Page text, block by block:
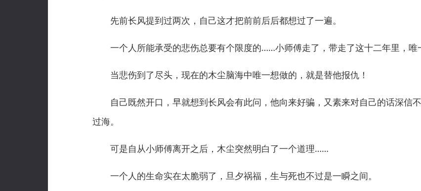
先前长风提到过两次，自己这才把前前后后都想过了一遍。
一个人所能承受的悲伤总要有个限度的……小师傅走了，带走了这十二年里，唯
当悲伤到了尽头，现在的木尘脑海中唯一想做的，就是替他报仇！
自己既然开口，早就想到长风会有此问，他向来好骗，又素来对自己的话深信
过海。
可是自从小师傅离开之后，木尘突然明白了一个道理……
一个人的生命实在太脆弱了，旦夕祸福，生与死也不过是一瞬之间。